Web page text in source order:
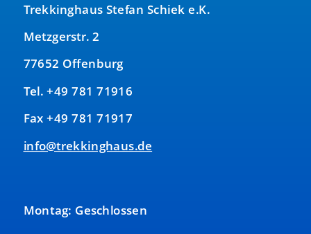
Trekkinghaus Stefan Schiek e.K.
Metzgerstr. 2
77652 Offenburg
Tel. +49 781 71916
Fax +49 781 71917
info@trekkinghaus.de
Montag: Geschlossen